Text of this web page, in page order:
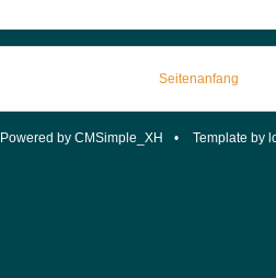
Seitenanfang
Powered by CMSimple_XH • Template by